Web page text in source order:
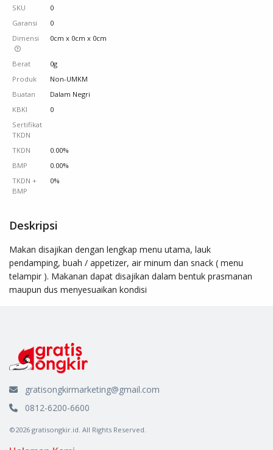
SKU
0
Garansi
0
Dimensi
0cm x 0cm x 0cm
Berat
0g
Produk
Non-UMKM
Buatan
Dalam Negri
KBKI
0
Sertifikat
TKDN
TKDN
0.00%
BMP
0.00%
TKDN +
BMP
0%
Deskripsi
Makan disajikan dengan lengkap menu utama, lauk
pendamping, buah / appetizer, air minum dan snack ( menu
telampir ). Makanan dapat disajikan dalam bentuk prasmanan
maupun dus menyesuaikan kondisi
gratisongkirmarketing@gmail.com
0812-6200-6600
©2026 gratisongkir.id. All Rights Reserved.